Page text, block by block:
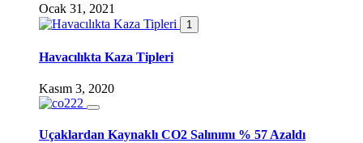
Ocak 31, 2021
1
Havacılıkta Kaza Tipleri
Kasım 3, 2020
Uçaklardan Kaynaklı CO2 Salınımı % 57 Azaldı